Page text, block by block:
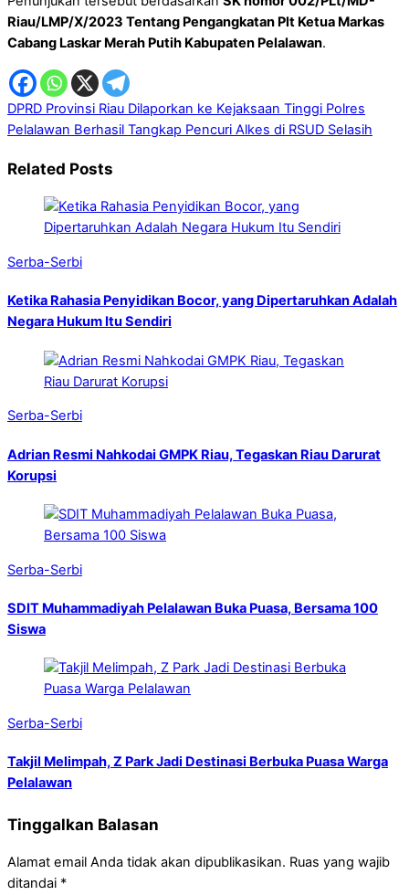
Riau/LMP/X/2023 Tentang Pengangkatan Plt Ketua Markas
Cabang Laskar Merah Putih Kabupaten Pelalawan.
DPRD Provinsi Riau Dilaporkan ke Kejaksaan Tinggi Polres
Pelalawan Berhasil Tangkap Pencuri Alkes di RSUD Selasih
Related Posts
Serba-Serbi
Ketika Rahasia Penyidikan Bocor, yang Dipertaruhkan Adalah
Negara Hukum Itu Sendiri
Serba-Serbi
Adrian Resmi Nahkodai GMPK Riau, Tegaskan Riau Darurat
Korupsi
Serba-Serbi
SDIT Muhammadiyah Pelalawan Buka Puasa, Bersama 100
Siswa
Serba-Serbi
Takjil Melimpah, Z Park Jadi Destinasi Berbuka Puasa Warga
Pelalawan
Tinggalkan Balasan
Alamat email Anda tidak akan dipublikasikan. Ruas yang wajib
ditandai *